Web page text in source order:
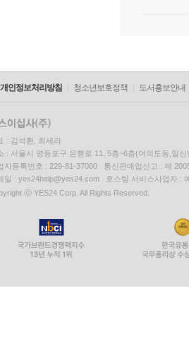
개인정보처리방침 청소년보호정책 도서홍보안내
: 김석환, 최세라
: 서울시 영등포구 은행로 11, 5층~6층(여의도동,일신
자등록번호 : 229-81-37000 통신판매업신고 : 제
일 : yes24help@yes24.com 호스팅 서비스사업자 :
ⓒ YES24 Corp. All Rights Reserved.